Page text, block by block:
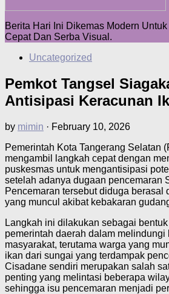
Berita Hari Ini Dikemas Modern
Cepat Dan Serba Visual.
Uncategorized
Pemkot Tangsel
Antisipasi Keracunan
by mimin · February 10, 2026
Pemerintah Kota Tangerang Selatan
mengambil langkah cepat dengan
puskesmas untuk mengantisipasi
setelah adanya dugaan pencemaran
Pencemaran tersebut diduga berasal
yang muncul akibat kebakaran
Langkah ini dilakukan sebagai
pemerintah daerah dalam melindungi
masyarakat, terutama warga yang
ikan dari sungai yang terdampak
Cisadane sendiri merupakan salah
penting yang melintasi beberapa
sehingga isu pencemaran menjadi